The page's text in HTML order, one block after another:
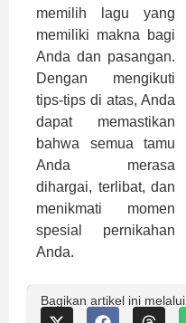
memilih lagu yang
memiliki makna bagi
Anda dan pasangan.
Dengan mengikuti
tips-tips di atas, Anda
dapat memastikan
bahwa semua tamu
Anda merasa
dihargai, terlibat, dan
menikmati momen
spesial pernikahan
Anda.
Bagikan artikel ini melalui